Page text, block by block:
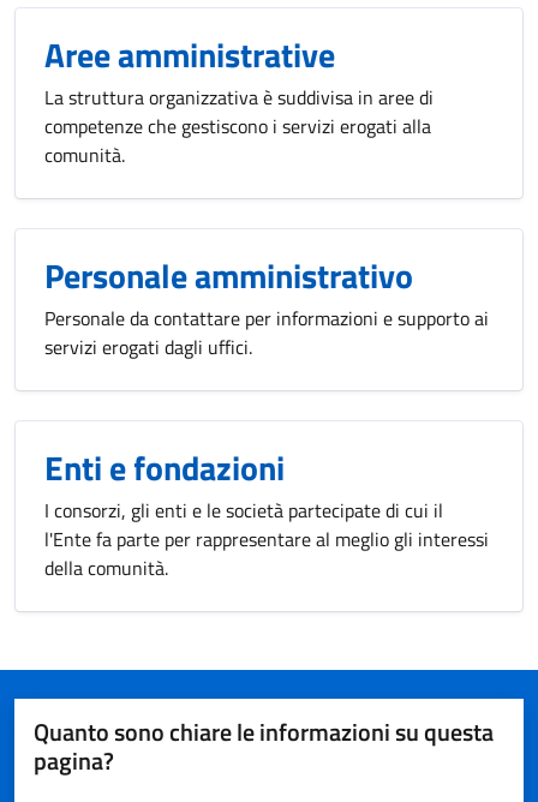
Aree amministrative
La struttura organizzativa è suddivisa in aree di
competenze che gestiscono i servizi erogati alla
comunità.
Personale amministrativo
Personale da contattare per informazioni e supporto ai
servizi erogati dagli uffici.
Enti e fondazioni
I consorzi, gli enti e le società partecipate di cui il
l'Ente fa parte per rappresentare al meglio gli interessi
della comunità.
Quanto sono chiare le informazioni su questa
pagina?